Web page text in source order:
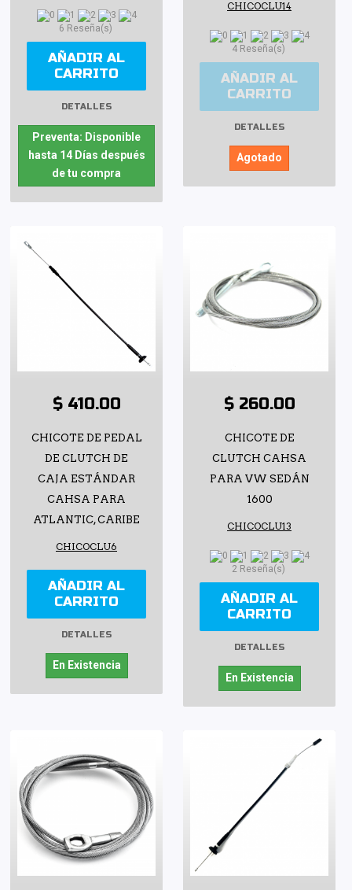
6 Reseña(s)
AÑADIR AL
CARRITO
DETALLES
Preventa: Disponible
hasta 14 Días después
de tu compra
CHICOCLU14
4 Reseña(s)
AÑADIR AL
CARRITO
DETALLES
Agotado
$ 410.00
CHICOTE DE PEDAL
DE CLUTCH DE
CAJA ESTÁNDAR
CAHSA PARA
ATLANTIC, CARIBE
CHICOCLU6
AÑADIR AL
CARRITO
DETALLES
En Existencia
$ 260.00
CHICOTE DE
CLUTCH CAHSA
PARA VW SEDÁN
1600
CHICOCLU13
2 Reseña(s)
AÑADIR AL
CARRITO
DETALLES
En Existencia